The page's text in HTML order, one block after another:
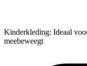
Kinderkleding: Ideaal
meebeweegt